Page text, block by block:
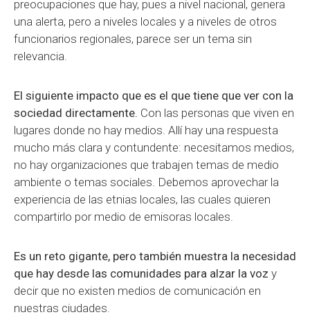
preocupaciones que hay, pues a nivel nacional, genera
una alerta, pero a niveles locales y a niveles de otros
funcionarios regionales, parece ser un tema sin
relevancia.
El siguiente impacto que es el que tiene que ver con la
sociedad directamente. Con las personas que viven en
lugares donde no hay medios. Allí hay una respuesta
mucho más clara y contundente: necesitamos medios,
no hay organizaciones que trabajen temas de medio
ambiente o temas sociales. Debemos aprovechar la
experiencia de las etnias locales, las cuales quieren
compartirlo por medio de emisoras locales.
Es un reto gigante, pero también muestra la necesidad
que hay desde las comunidades para alzar la voz y
decir que no existen medios de comunicación en
nuestras ciudades.